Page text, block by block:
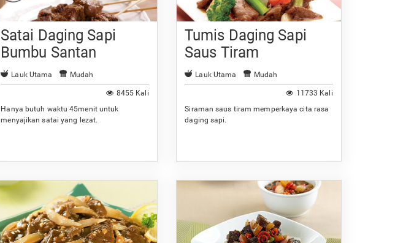
Satai Daging Sapi
Bumbu Santan
Lauk Utama Mudah
8455 Kali
Hanya butuh waktu 45menit untuk
menyajikan satai yang lezat.
Tumis Daging Sapi
Saus Tiram
Lauk Utama Mudah
11733 Kali
Siraman saus tiram memperkaya cita rasa
daging sapi.